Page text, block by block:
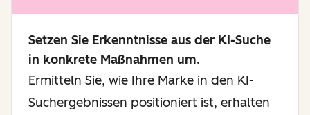
Setzen Sie Erkenntnisse aus der KI-Suche
in konkrete Maßnahmen um.
Ermitteln Sie, wie Ihre Marke in den KI-
Suchergebnissen positioniert ist, erhalten